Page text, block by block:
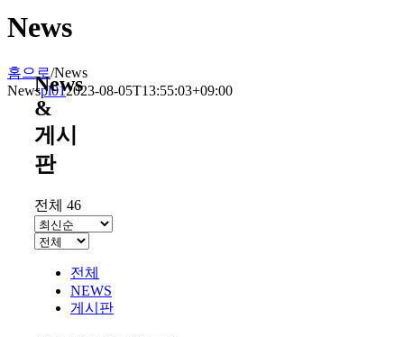
News
홈으로/News
Newspl012023-08-05T13:55:03+09:00
News
&
게시
판
전체 46
전체
NEWS
게시판